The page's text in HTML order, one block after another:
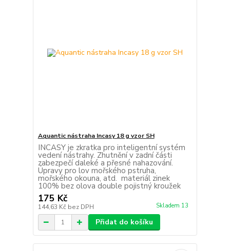
Aquantic nástraha Incasy 18 g vzor SH
INCASY je zkratka pro inteligentní systém
vedení nástrahy. Zhutnění v zadní části
zabezpečí daleké a přesné nahazování.
Úpravy pro lov mořského pstruha,
mořského okouna, atd. materiál zinek
100% bez olova double pojistný kroužek
175 Kč
144,63 Kč bez DPH Skladem 13
Přidat do košíku